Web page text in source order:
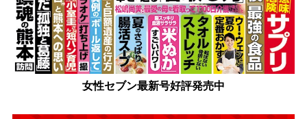
女性セブン最新号好評発売中